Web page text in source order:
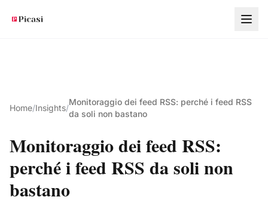
Home/Insights/
Monitoraggio dei feed RSS: perché i feed RSS
da soli non bastano
Monitoraggio dei feed RSS:
perché i feed RSS da soli non
bastano